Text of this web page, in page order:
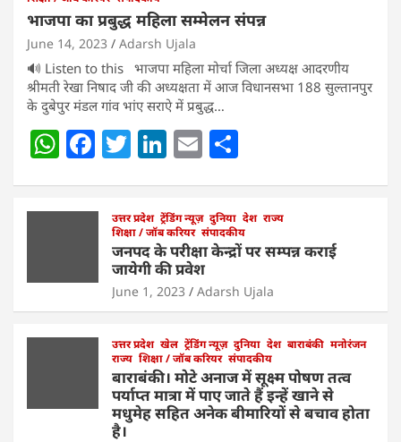
भाजपा का प्रबुद्ध महिला सम्मेलन संपन्न
June 14, 2023 Adarsh Ujala
🔊 Listen to this भाजपा महिला मोर्चा जिला अध्यक्ष आदरणीय
श्रीमती रेखा निषाद जी की अध्यक्षता में आज विधानसभा 188 सुल्तानपुर
के दुबेपुर मंडल गांव भांए सराऐ में प्रबुद्ध…
W
at
p
p
F
c
b
o
o
k
T
er
Li
e
dI
n
E
l e
उत्तर प्रदेश ट्रेंडिंग न्यूज़ दुनिया देश राज्य
शिक्षा / जॉब करियर संपादकीय
जनपद के परीक्षा केन्द्रों पर सम्पन्न कराई
जायेगी की प्रवेश
June 1, 2023 Adarsh Ujala
उत्तर प्रदेश खेल ट्रेंडिंग न्यूज़ दुनिया देश बाराबंकी मनोरंजन
राज्य शिक्षा / जॉब करियर संपादकीय
बाराबंकी। मोटे अनाज में सूक्ष्म पोषण तत्व
पर्याप्त मात्रा में पाए जाते हैं इन्हें खाने से
मधुमेह सहित अनेक बीमारियों से बचाव होता
है।